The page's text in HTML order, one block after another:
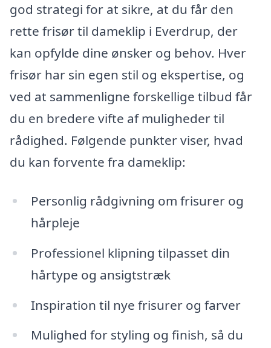
god strategi for at sikre, at du får den
rette frisør til dameklip i Everdrup, der
kan opfylde dine ønsker og behov. Hver
frisør har sin egen stil og ekspertise, og
ved at sammenligne forskellige tilbud får
du en bredere vifte af muligheder til
rådighed. Følgende punkter viser, hvad
du kan forvente fra dameklip:
Personlig rådgivning om frisurer og
hårpleje
Professionel klipning tilpasset din
hårtype og ansigtstræk
Inspiration til nye frisurer og farver
Mulighed for styling og finish, så du